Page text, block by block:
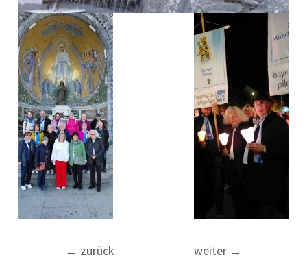
Beitragsnavigation
← zurück weiter →